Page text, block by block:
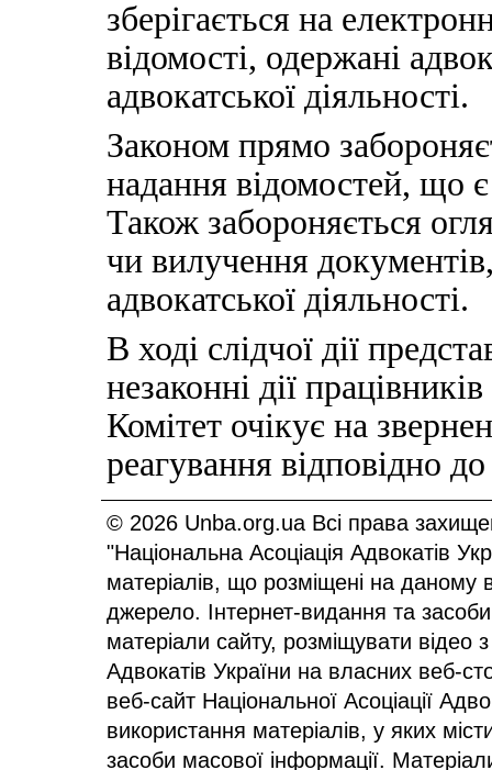
зберігається на
відомості, одержані
адвокатської діяльності.
Законом прямо
надання відомостей, що
Також забороняється
чи вилучення
адвокатської діяльності.
В ході слідчої дії
незаконні дії
Комітет очікує на
реагування відповідно
© 2026 Unba.org.ua Всі права
"Національна Асоціація Адвокатів
матеріалів, що розміщені на даному
джерело. Інтернет-видання та
матеріали сайту, розміщувати відео
Адвокатів України на власних веб-
веб-сайт Національної Асоціації
використання матеріалів, у яких
засоби масової інформації.